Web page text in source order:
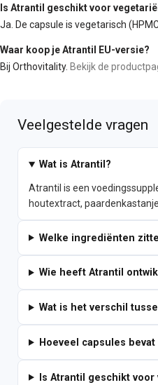
Is Atrantil geschikt voor
Ja. De capsule is vegetarisch
Waar koop je Atrantil EU-versie?
Bij Orthovitality. Bekijk de
Veelgestelde vragen
Wat is Atrantil?
Atrantil is een
houtextract,
Welke ingrediënten
Wie heeft Atrantil
Wat is het verschil
Hoeveel capsules
Is Atrantil geschikt